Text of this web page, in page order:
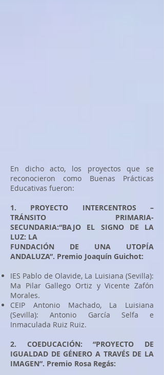
En dicho acto, los proyectos que se
reconocieron como Buenas Prácticas
Educativas fueron:
1. PROYECTO INTERCENTROS –
TRÁNSITO PRIMARIA-
SECUNDARIA:“BAJO EL SIGNO DE LA
LUZ: LA
FUNDACIÓN DE UNA UTOPÍA
ANDALUZA”. Premio Joaquín Guichot:
IES Pablo de Olavide, La Luisiana (Sevilla):
Ma Pilar Gallego Ortiz y Vicente Zafón
Morales.
CEIP Antonio Machado, La Luisiana
(Sevilla): Antonio García Selfa e
Inmaculada Ruiz Ruiz.
2. COEDUCACIÓN: “PROYECTO DE
IGUALDAD DE GÉNERO A TRAVÉS DE LA
IMAGEN”. Premio Rosa Regás: